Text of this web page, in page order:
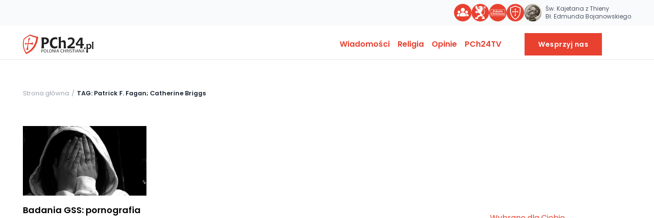
Św. Kajetana z Thieny
Bł. Edmunda Bojanowskiego
Wiadomości Religia Opinie PCh24TV Wesprzyj nas
Strona główna TAG: Patrick F. Fagan; Catherine Briggs
Badania GSS: pornografia